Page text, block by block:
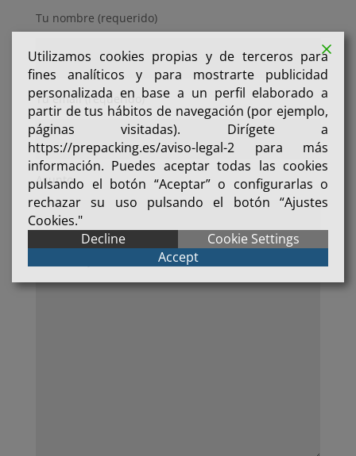
Tu nombre (requerido)
Tu email (requerido)
Asunto
Utilizamos cookies propias y de terceros para
fines analíticos y para mostrarte publicidad
personalizada en base a un perfil elaborado a
partir de tus hábitos de navegación (por ejemplo,
páginas visitadas). Dirígete a
https://prepacking.es/aviso-legal-2 para más
información. Puedes aceptar todas las cookies
pulsando el botón “Aceptar” o configurarlas o
rechazar su uso pulsando el botón “Ajustes
Cookies."
Decline
Cookie Settings
Accept